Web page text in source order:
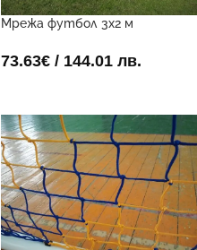
Мрежа футбол 3х2 м
73.63€ / 144.01 лв.